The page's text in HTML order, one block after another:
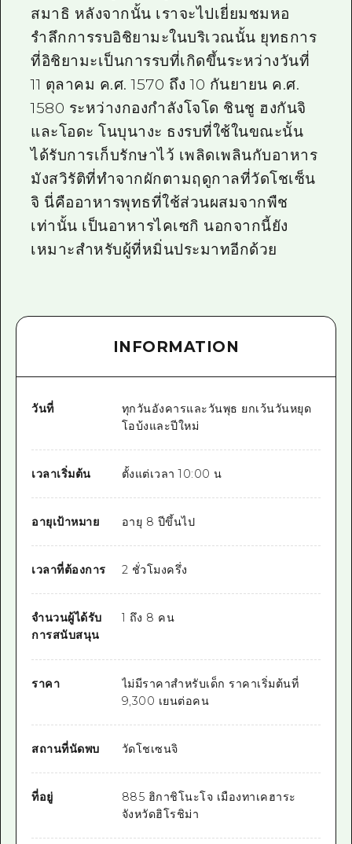
สมาธิ หลังจากนั้น เราจะไปเยี่ยมชมหอ
รำลึกการรบอิชิยามะในบริเวณนั้น ยุทธการ
ที่อิชิยามะเป็นการรบที่เกิดขึ้นระหว่างวันที่
11 ตุลาคม ค.ศ. 1570 ถึง 10 กันยายน ค.ศ.
1580 ระหว่างกองกำลังโจโด ชินชู ฮงกันจิ
และโอดะ โนบุนางะ ธงรบที่ใช้ในขณะนั้น
ได้รับการเก็บรักษาไว้ เพลิดเพลินกับอาหาร
มังสวิรัติที่ทำจากผักตามฤดูกาลที่วัดโชเซ็น
จิ นี่คืออาหารพุทธที่ใช้ส่วนผสมจากพืช
เท่านั้น เป็นอาหารไคเซกิ นอกจากนี้ยัง
เหมาะสำหรับผู้ที่หมิ่นประมาทอีกด้วย
INFORMATION
วันที่
ทุกวันอังคารและวันพุธ ยกเว้นวันหยุด
โอบ้งและปีใหม่
เวลาเริ่มต้น ตั้งแต่เวลา 10:00 น
อายุเป้าหมาย อายุ 8 ปีขึ้นไป
เวลาที่ต้องการ 2 ชั่วโมงครึ่ง
จำนวนผู้ได้รับ
การสนับสนุน
1 ถึง 8 คน
ราคา
ไม่มีราคาสำหรับเด็ก ราคาเริ่มต้นที่
9,300 เยนต่อคน
สถานที่นัดพบ วัดโชเซนจิ
ที่อยู่
885 ฮิกาชิโนะโจ เมืองทาเคฮาระ
จังหวัดฮิโรชิม่า